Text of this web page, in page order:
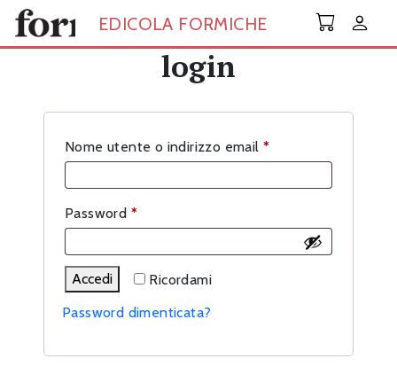
Skip to main content
EDICOLA FORMICHE
login
Nome utente o indirizzo email *Richiesto
Password *Richiesto
Ricordami
Accedi
Password dimenticata?